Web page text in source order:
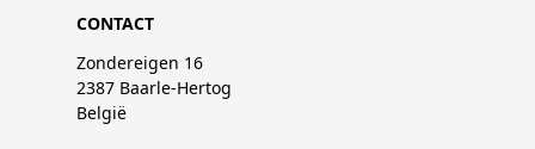
CONTACT
Zondereigen 16
2387 Baarle-Hertog
België